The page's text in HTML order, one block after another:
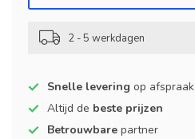
2 - 5 werkdagen
Snelle levering op afspraak
Altijd de beste prijzen
Betrouwbare partner